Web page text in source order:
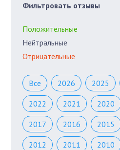
Фильтровать отзывы
Положительные
Нейтральные
Отрицательные
Все 2026 2025
2022 2021 2020
2017 2016 2015
2012 2011 2010